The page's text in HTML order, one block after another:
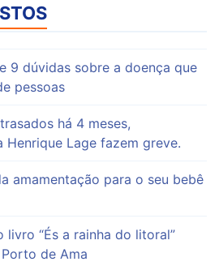
9 dúvidas sobre a doença que
pessoas
há 4 meses,
Henrique Lage fazem greve.
amamentação para o seu bebê
livro “És a rainha do litoral”
de Ama